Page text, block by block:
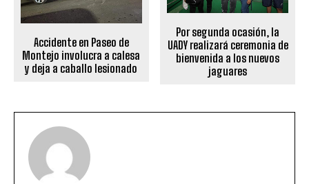
Accidente en Paseo de
Montejo involucra a calesa
y deja a caballo lesionado
Por segunda ocasión, la
UADY realizará ceremonia de
bienvenida a los nuevos
jaguares